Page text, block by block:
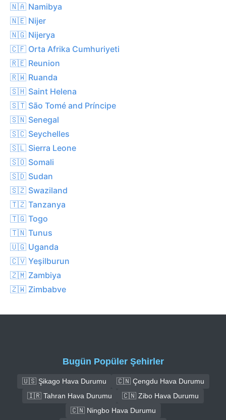
🇳🇦 Namibya
🇳🇪 Nijer
🇳🇬 Nijerya
🇨🇫 Orta Afrika Cumhuriyeti
🇷🇪 Reunion
🇷🇼 Ruanda
🇸🇭 Saint Helena
🇸🇹 São Tomé and Príncipe
🇸🇳 Senegal
🇸🇨 Seychelles
🇸🇱 Sierra Leone
🇸🇴 Somali
🇸🇩 Sudan
🇸🇿 Swaziland
🇹🇿 Tanzanya
🇹🇬 Togo
🇹🇳 Tunus
🇺🇬 Uganda
🇨🇻 Yeşilburun
🇿🇲 Zambiya
🇿🇼 Zimbabve
Bugün Popüler Şehirler
🇺🇸 Şikago Hava Durumu
🇨🇳 Çengdu Hava Durumu
🇮🇷 Tahran Hava Durumu
🇨🇳 Zibo Hava Durumu
🇨🇳 Ningbo Hava Durumu